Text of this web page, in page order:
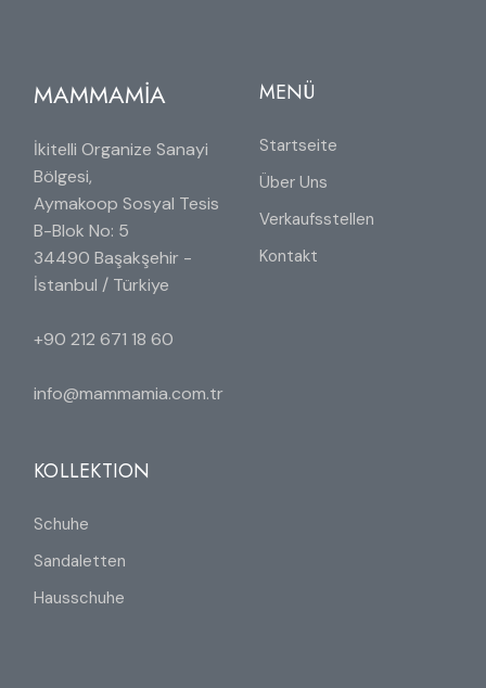
MAMMAMİA
İkitelli Organize Sanayi
Bölgesi,
Aymakoop Sosyal Tesis
B-Blok No: 5
34490 Başakşehir -
İstanbul / Türkiye
+90 212 671 18 60
info@mammamia.com.tr
MENÜ
Startseite
Über Uns
Verkaufsstellen
Kontakt
KOLLEKTION
Schuhe
Sandaletten
Hausschuhe